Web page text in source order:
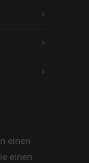
einen
einen